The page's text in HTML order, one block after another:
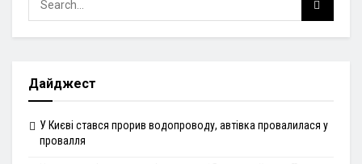
Дайджест
У Києві стався прорив водопроводу, автівка провалилася у
провалля